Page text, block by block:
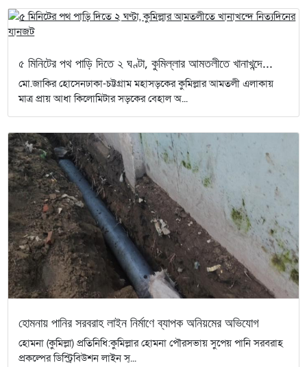
৫ মিনিটের পথ পাড়ি দিতে ২ ঘণ্টা, কুমিল্লার আমতলীতে খানাখন্দে...
মো.জাকির হোসেনঢাকা-চট্টগ্রাম মহাসড়কের কুমিল্লার আমতলী এলাকায়
মাত্র প্রায় আধা কিলোমিটার সড়কের বেহাল অ...
হোমনায় পানির সরবরাহ লাইন নির্মাণে ব্যাপক অনিয়মের অভিযোগ
হোমনা (কুমিল্লা) প্রতিনিধি:কুমিল্লার হোমনা পৌরসভায় সুপেয় পানি সরবরাহ
প্রকল্পের ডিস্ট্রিবিউশন লাইন স্...